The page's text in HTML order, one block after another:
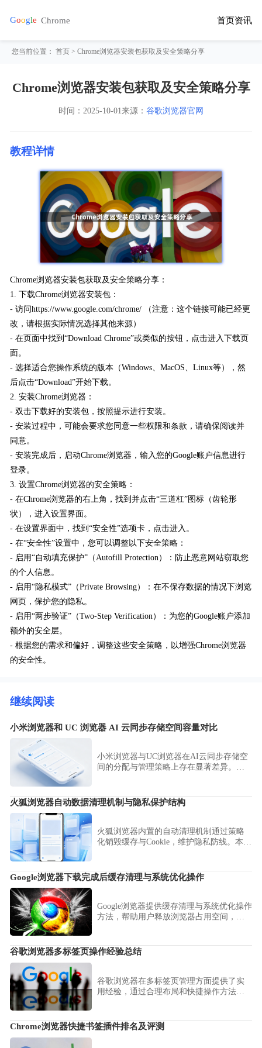
首页资讯
您当前位置：首页 > Chrome浏览器安装包获取及安全策略分享
Chrome浏览器安装包获取及安全策略分享
时间： 2025-10-01来源： 谷歌浏览器官网
教程详情
Chrome浏览器安装包获取及安全策略分享：
1. 下载Chrome浏览器安装包：
- 访问https://www.google.com/chrome/ （注意：这个链接可能已经更
改，请根据实际情况选择其他来源）
- 在页面中找到“Download Chrome”或类似的按钮，点击进入下载页
面。
- 选择适合您操作系统的版本（Windows、MacOS、Linux等），然
后点击“Download”开始下载。
2. 安装Chrome浏览器：
- 双击下载好的安装包，按照提示进行安装。
- 安装过程中，可能会要求您同意一些权限和条款，请确保阅读并
同意。
- 安装完成后，启动Chrome浏览器，输入您的Google账户信息进行
登录。
3. 设置Chrome浏览器的安全策略：
- 在Chrome浏览器的右上角，找到并点击“三道杠”图标（齿轮形
状），进入设置界面。
- 在设置界面中，找到“安全性”选项卡，点击进入。
- 在“安全性”设置中，您可以调整以下安全策略：
- 启用“自动填充保护”（Autofill Protection）：防止恶意网站窃取您
的个人信息。
- 启用“隐私模式”（Private Browsing）：在不保存数据的情况下浏览
网页，保护您的隐私。
- 启用“两步验证”（Two-Step Verification）：为您的Google账户添加
额外的安全层。
- 根据您的需求和偏好，调整这些安全策略，以增强Chrome浏览器
的安全性。
继续阅读
小米浏览器和 UC 浏览器 AI 云同步存储空间容量对比
小米浏览器与UC浏览器在AI云同步存储空
间的分配与管理策略上存在显著差异。本
助用户根据个人需求选择数据同步更稳
定、存储空间更充裕的上网管理工具。
火狐浏览器自动数据清理机制与隐私保护结构
火狐浏览器内置的自动清理机制通过策略
化销毁缓存与Cookie，维护隐私防线。本分
泄。
Google浏览器下载完成后缓存清理与系统优化操作
Google浏览器提供缓存清理与系统优化操作
方法，帮助用户释放浏览器占用空间，加
谷歌浏览器多标签页操作经验总结
谷歌浏览器在多标签页管理方面提供了实
用经验，通过合理布局和快捷操作方法，
Chrome浏览器快捷书签插件排名及评测